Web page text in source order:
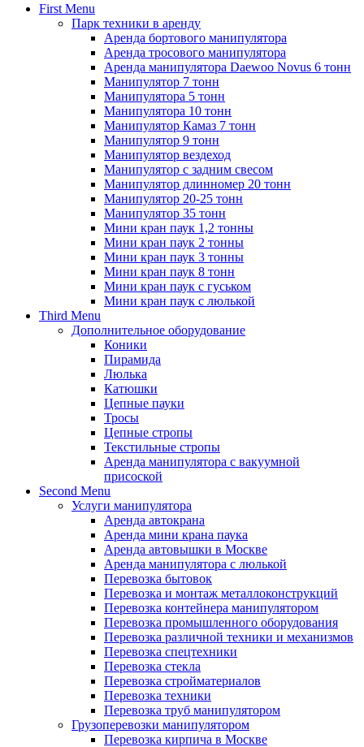
First Menu
Парк техники в аренду
Аренда бортового манипулятора
Аренда тросового манипулятора
Аренда манипулятора Daewoo Novus 6 тонн
Манипулятор 7 тонн
Манипулятора 5 тонн
Манипулятора 10 тонн
Манипулятор Камаз 7 тонн
Манипулятор 9 тонн
Манипулятор вездеход
Манипулятор с задним свесом
Манипулятор длинномер 20 тонн
Манипулятор 20-25 тонн
Манипулятор 35 тонн
Мини кран паук 1,2 тонны
Мини кран паук 2 тонны
Мини кран паук 3 тонны
Мини кран паук 8 тонн
Мини кран паук с гуськом
Мини кран паук с люлькой
Third Menu
Дополнительное оборудование
Коники
Пирамида
Люлька
Катюшки
Цепные пауки
Тросы
Цепные стропы
Текстильные стропы
Аренда манипулятора с вакуумной
присоской
Second Menu
Услуги манипулятора
Аренда автокрана
Аренда мини крана паука
Аренда автовышки в Москве
Аренда манипулятора с люлькой
Перевозка бытовок
Перевозка и монтаж металлоконструкций
Перевозка контейнера манипулятором
Перевозка промышленного оборудования
Перевозка различной техники и механизмов
Перевозка спецтехники
Перевозка стекла
Перевозка стройматериалов
Перевозка техники
Перевозка труб манипулятором
Грузоперевозки манипулятором
Перевозка кирпича в Москве